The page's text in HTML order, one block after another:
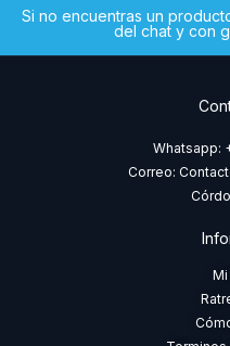
Si no encuentras un
del chat y con
Whatsapp:
Correo:
Mi